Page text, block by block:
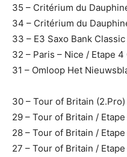
35 – Critérium du
34 – Critérium du
33 – E3 Saxo Bank Classic
32 – Paris – Nice / Etape
31 – Omloop Het
30 – Tour of Britain (2.Pro)
29 – Tour of Britain /
28 – Tour of Britain /
27 – Tour of Britain /